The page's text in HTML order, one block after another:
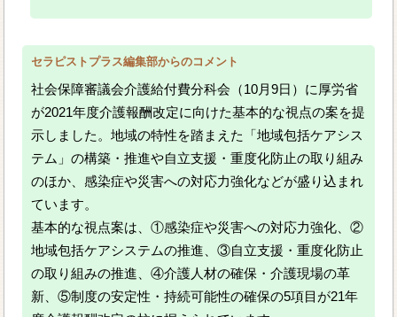
セラピストプラス編集部からのコメント
社会保障審議会介護給付費分科会（10月9日）に厚労省
が2021年度介護報酬改定に向けた基本的な視点の案を提
示しました。地域の特性を踏まえた「地域包括ケアシス
テム」の構築・推進や自立支援・重度化防止の取り組み
のほか、感染症や災害への対応力強化などが盛り込まれ
ています。
基本的な視点案は、①感染症や災害への対応力強化、②
地域包括ケアシステムの推進、③自立支援・重度化防止
の取り組みの推進、④介護人材の確保・介護現場の革
新、⑤制度の安定性・持続可能性の確保の5項目が21年